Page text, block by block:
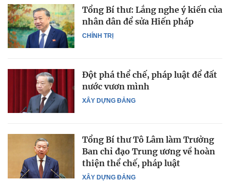
CHÍNH TRỊ
Tổng Bí thư: Lắng nghe ý kiến của
nhân dân để sửa Hiến pháp
XÂY DỰNG ĐẢNG
Đột phá thể chế, pháp luật để đất
nước vươn mình
XÂY DỰNG ĐẢNG
Tổng Bí thư Tô Lâm làm Trưởng
Ban chỉ đạo Trung ương về hoàn
thiện thể chế, pháp luật